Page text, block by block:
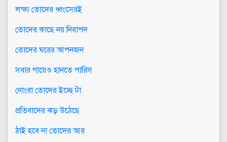
লক্ষ্য তোদের ধ্বংসেরই
তোদের কাছে নয় নিরাপদ
তোদের ঘরের আপনজন
সবার গায়েও হানতে পারিস
নোংরা তোদের ইচ্ছে টা
প্রতিবাদের ঝড় উঠেছে
ঠাই হবে না তোদের আর